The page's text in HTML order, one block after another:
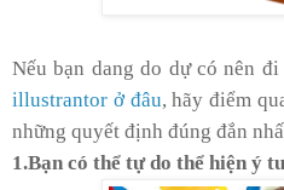
Nếu bạn dang do dự có nên
illustrantor ở đâu, hãy điểm
những quyết định đúng đắn
1.Bạn có thể tự do thể hiện ý